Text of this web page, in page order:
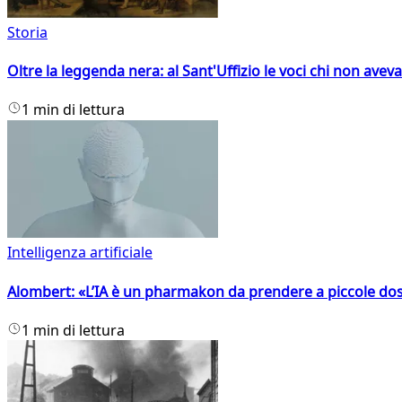
Storia
Oltre la leggenda nera: al Sant'Uffizio le voci chi non
1 min di lettura
Intelligenza artificiale
Alombert: «L’IA è un pharmakon da prendere a piccole
1 min di lettura